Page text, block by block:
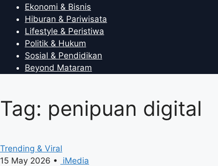
Ekonomi & Bisnis
Hiburan & Pariwisata
Lifestyle & Peristiwa
Politik & Hukum
Sosial & Pendidikan
Beyond Mataram
Tag: penipuan digital
Trending & Viral
15 May 2026 • iMedia